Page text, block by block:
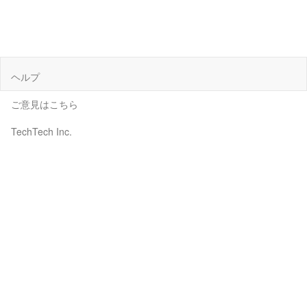
ヘルプ
ご意見はこちら
TechTech Inc.